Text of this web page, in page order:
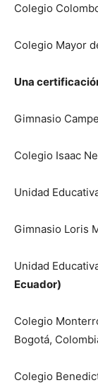
Colegio
Colegio Mayor
Una
Gimnasio
Colegio Isaac
Unidad
Gimnasio Loris
Unidad
Ecuador)
Colegio
Bogotá,
Colegio